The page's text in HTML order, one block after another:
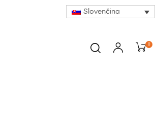
Slovenčina
0